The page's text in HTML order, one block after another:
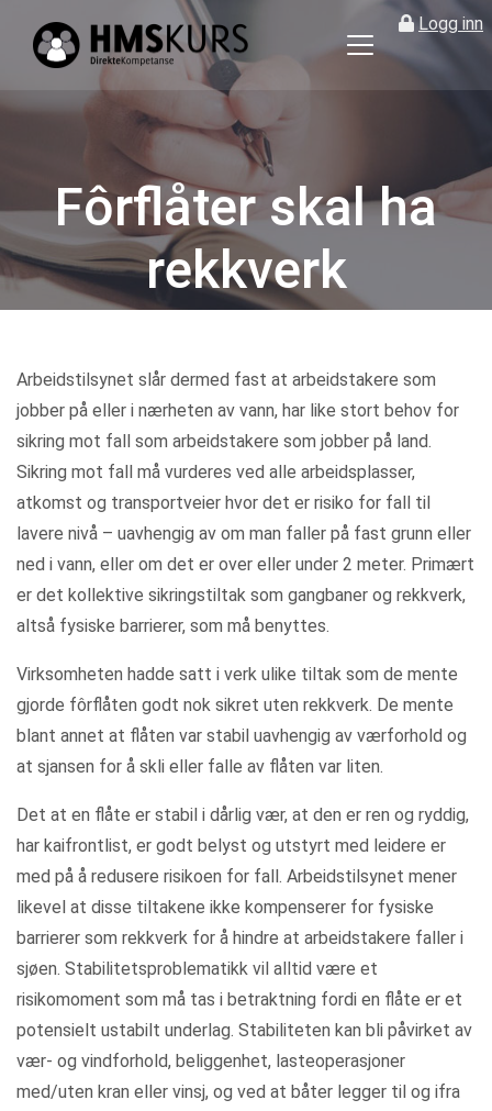
Logg inn
kurs
nett
for
ledere
og
verneombud
Fôrflåter skal ha
rekkverk
Arbeidstilsynet slår dermed fast at arbeidstakere som
jobber på eller i nærheten av vann, har like stort behov for
sikring mot fall som arbeidstakere som jobber på land.
Sikring mot fall må vurderes ved alle arbeidsplasser,
atkomst og transportveier hvor det er risiko for fall til
lavere nivå – uavhengig av om man faller på fast grunn eller
ned i vann, eller om det er over eller under 2 meter. Primært
er det kollektive sikringstiltak som gangbaner og rekkverk,
altså fysiske barrierer, som må benyttes.
Virksomheten hadde satt i verk ulike tiltak som de mente
gjorde fôrflåten godt nok sikret uten rekkverk. De mente
blant annet at flåten var stabil uavhengig av værforhold og
at sjansen for å skli eller falle av flåten var liten.
Det at en flåte er stabil i dårlig vær, at den er ren og ryddig,
har kaifrontlist, er godt belyst og utstyrt med leidere er
med på å redusere risikoen for fall. Arbeidstilsynet mener
likevel at disse tiltakene ikke kompenserer for fysiske
barrierer som rekkverk for å hindre at arbeidstakere faller i
sjøen. Stabilitetsproblematikk vil alltid være et
risikomoment som må tas i betraktning fordi en flåte er et
potensielt ustabilt underlag. Stabiliteten kan bli påvirket av
vær- og vindforhold, beliggenhet, lasteoperasjoner
med/uten kran eller vinsj, og ved at båter legger til og ifra